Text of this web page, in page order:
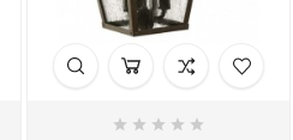
    